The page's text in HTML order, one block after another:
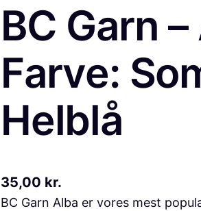
BC Garn
Farve:
Helblå
35,00 kr.
BC Garn Alba er vores mest